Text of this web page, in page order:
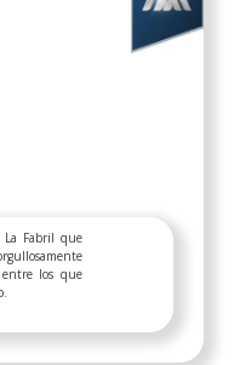
La Fabril que
los que